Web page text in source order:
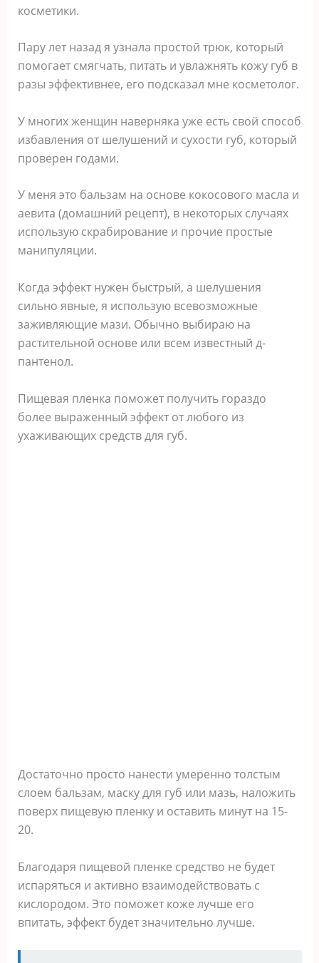
косметики.
Пару лет назад я узнала простой трюк, который
помогает смягчать, питать и увлажнять кожу губ в
разы эффективнее, его подсказал мне косметолог.
У многих женщин наверняка уже есть свой способ
избавления от шелушений и сухости губ, который
проверен годами.
У меня это бальзам на основе кокосового масла и
аевита (домашний рецепт), в некоторых случаях
использую скрабирование и прочие простые
манипуляции.
Когда эффект нужен быстрый, а шелушения
сильно явные, я использую всевозможные
заживляющие мази. Обычно выбираю на
растительной основе или всем известный д-
пантенол.
Пищевая пленка поможет получить гораздо
более выраженный эффект от любого из
ухаживающих средств для губ.
Достаточно просто нанести умеренно толстым
слоем бальзам, маску для губ или мазь, наложить
поверх пищевую пленку и оставить минут на 15-
20.
Благодаря пищевой пленке средство не будет
испаряться и активно взаимодействовать с
кислородом. Это поможет коже лучше его
впитать, эффект будет значительно лучше.